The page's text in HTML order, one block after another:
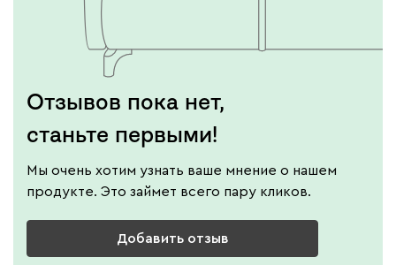
Отзывов пока нет,
станьте первыми!
Мы очень хотим узнать ваше мнение о нашем
продукте. Это займет всего пару кликов.
Добавить отзыв